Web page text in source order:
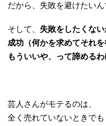
だから、失敗を避けたいん
そして、 失敗をしたくない
成功（何かを求めてそれ
もういいや、って諦めるわ
芸人さんがモテるのは、
全く売れていないときでも